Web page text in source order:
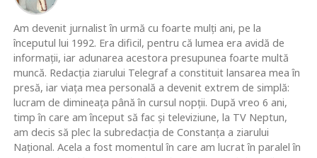
Am devenit jurnalist în urmă cu foarte mulţi ani, pe la
începutul lui 1992. Era dificil, pentru că lumea era avidă de
informaţii, iar adunarea acestora presupunea foarte multă
muncă. Redacţia ziarului Telegraf a constituit lansarea mea în
presă, iar viaţa mea personală a devenit extrem de simplă:
lucram de dimineaţa până în cursul nopţii. După vreo 6 ani,
timp în care am început să fac şi televiziune, la TV Neptun,
am decis să plec la subredacţia de Constanţa a ziarului
Naţional. Acela a fost momentul în care am lucrat în paralel în